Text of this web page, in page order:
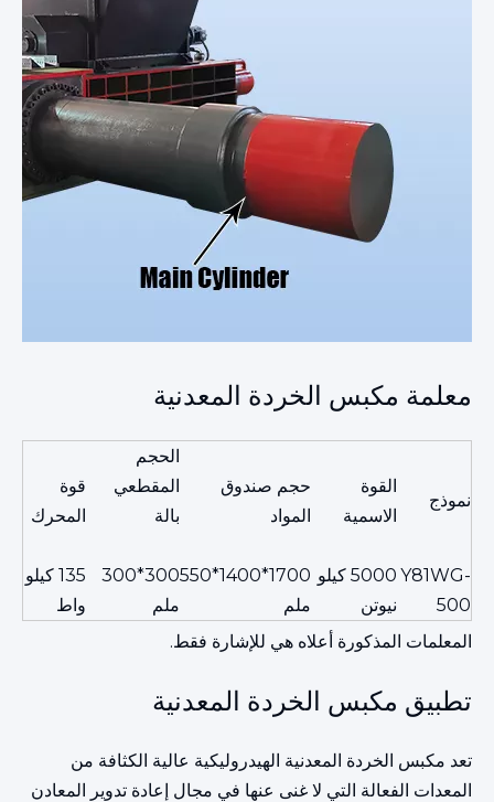
معلمة مكبس الخردة المعدنية
نموذج
القوة
الاسمية
حجم صندوق
المواد
الحجم
المقطعي
بالة
قوة
المحرك
Y81WG-
500
5000 كيلو
نيوتن
1700*1400*550
ملم
300*300
ملم
135 كيلو
واط
المعلمات المذكورة أعلاه هي للإشارة فقط.
تطبيق مكبس الخردة المعدنية
تعد مكبس الخردة المعدنية الهيدروليكية عالية الكثافة من
المعدات الفعالة التي لا غنى عنها في مجال إعادة تدوير المعادن